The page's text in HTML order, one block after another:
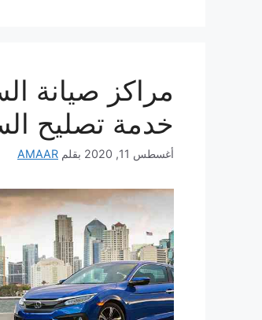
خدمة تصليح
أغسطس 11, 2020 بقلم AMAAR